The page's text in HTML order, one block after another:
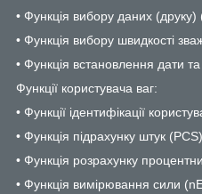
• Функція вибору даних (друку)
• Функція вибору швидкості
• Функція встановлення дати
Функції користувача ваг:
• Функції ідентифікації
• Функція підрахунку штук (PCS)
• Функція розрахунку
• Функція вимірювання сили